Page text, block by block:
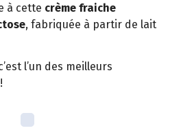
à cette crème fraiche
, fabriquée à partir de lait
l’un des meilleurs